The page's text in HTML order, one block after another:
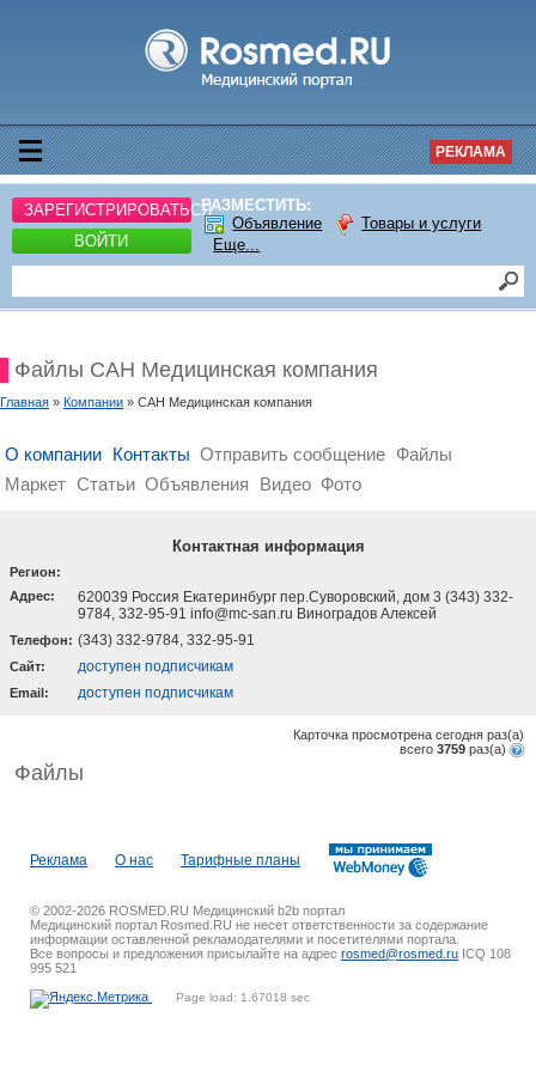
РЕКЛАМА
ЗАРЕГИСТРИРОВАТЬСЯ
ВОЙТИ
РАЗМЕСТИТЬ:
Объявление
Товары и услуги
Еще...
Файлы САН Медицинская компания
Главная » Компании » САН Медицинская компания
О компании Контакты Отправить сообщение Файлы
Маркет Статьи Объявления Видео Фото
Контактная информация
Регион:
Адрес:
620039 Россия Екатеринбург пер.Суворовский, дом 3 (343) 332-
9784, 332-95-91 info@mc-san.ru Виноградов Алексей
Телефон: (343) 332-9784, 332-95-91
Cайт: доступен подписчикам
Email: доступен подписчикам
Карточка просмотрена сегодня раз(a)
всего 3759 раз(a)
Файлы
Реклама О нас Тарифные планы
© 2002-2026 ROSMED.RU Медицинский b2b портал
Медицинский портал Rosmed.RU не несет ответственности за содержание
информации оставленной рекламодателями и посетителями портала.
Все вопросы и предложения присылайте на адрес rosmed@rosmed.ru ICQ 108
995 521
Page load: 1.67018 sec